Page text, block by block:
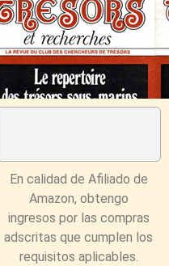
En calidad de Afiliado de
Amazon, obtengo
ingresos por las compras
adscritas que cumplen los
requisitos aplicables.